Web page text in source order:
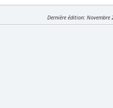
Dernière édition: Novembre